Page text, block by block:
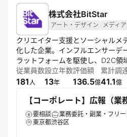
株式会社BitStar
アート・デザイン メディア
クリエイター支援とソーシャルメ
化した企業。インフルエンサーデ
ラットフォームを駆使し、D2C領
スを展開。AIやビッグデータ解析
可能性を引き出すインフラ構築を
従業員数
181人
設立年数
13年
評価額
136.5億
累計調
41.1億
【コーポレート】広報（業
要相談 業務委託・副業・フリ
東京都渋谷区